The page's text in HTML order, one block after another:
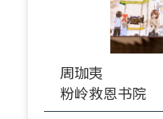
周珈夷
粉岭救恩书院